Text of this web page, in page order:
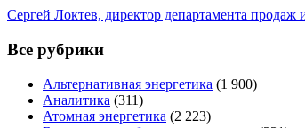
Сергей Локтев, директор департамента
Все рубрики
Альтернативная энергетика (1 900)
Аналитика (311)
Атомная энергетика (2 223)